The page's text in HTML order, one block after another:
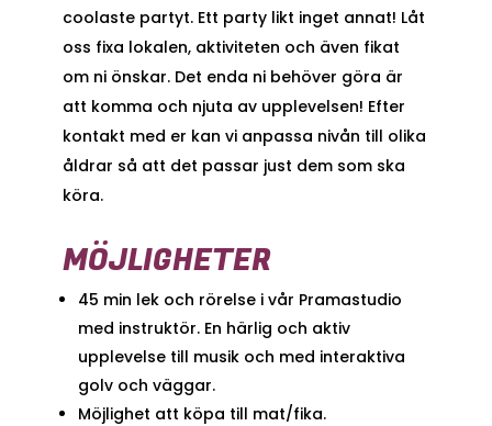
coolaste partyt. Ett party likt inget annat! Låt
oss fixa lokalen, aktiviteten och även fikat
om ni önskar. Det enda ni behöver göra är
att komma och njuta av upplevelsen! Efter
kontakt med er kan vi anpassa nivån till olika
åldrar så att det passar just dem som ska
köra.
MÖJLIGHETER
45 min lek och rörelse i vår Pramastudio
med instruktör. En härlig och aktiv
upplevelse till musik och med interaktiva
golv och väggar.
Möjlighet att köpa till mat/fika.